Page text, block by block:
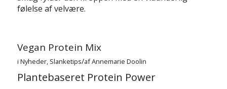
følelse af velvære.
Vegan Protein Mix
i Nyheder, Slanketips/afAnnemarie Doolin
Plantebaseret Protein Power